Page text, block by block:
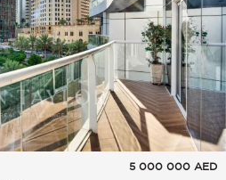
5 000 000 AED